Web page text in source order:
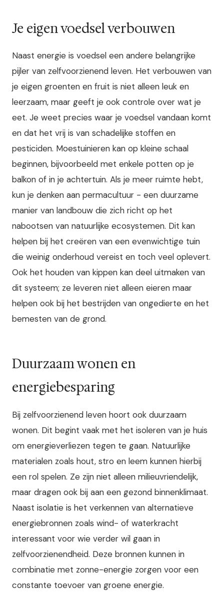
Je eigen voedsel verbouwen
Naast energie is voedsel een andere belangrijke
pijler van zelfvoorzienend leven. Het verbouwen van
je eigen groenten en fruit is niet alleen leuk en
leerzaam, maar geeft je ook controle over wat je
eet. Je weet precies waar je voedsel vandaan komt
en dat het vrij is van schadelijke stoffen en
pesticiden. Moestuinieren kan op kleine schaal
beginnen, bijvoorbeeld met enkele potten op je
balkon of in je achtertuin. Als je meer ruimte hebt,
kun je denken aan permacultuur - een duurzame
manier van landbouw die zich richt op het
nabootsen van natuurlijke ecosystemen. Dit kan
helpen bij het creëren van een evenwichtige tuin
die weinig onderhoud vereist en toch veel oplevert.
Ook het houden van kippen kan deel uitmaken van
dit systeem; ze leveren niet alleen eieren maar
helpen ook bij het bestrijden van ongedierte en het
bemesten van de grond.
Duurzaam wonen en
energiebesparing
Bij zelfvoorzienend leven hoort ook duurzaam
wonen. Dit begint vaak met het isoleren van je huis
om energieverliezen tegen te gaan. Natuurlijke
materialen zoals hout, stro en leem kunnen hierbij
een rol spelen. Ze zijn niet alleen milieuvriendelijk,
maar dragen ook bij aan een gezond binnenklimaat.
Naast isolatie is het verkennen van alternatieve
energiebronnen zoals wind- of waterkracht
interessant voor wie verder wil gaan in
zelfvoorzienendheid. Deze bronnen kunnen in
combinatie met zonne-energie zorgen voor een
constante toevoer van groene energie.